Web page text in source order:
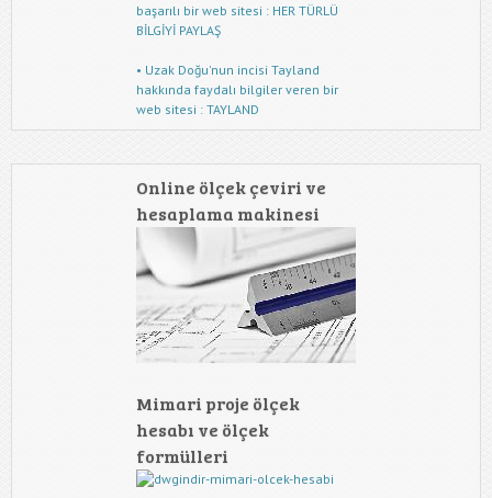
başarılı bir web sitesi : HER TÜRLÜ
BİLGİYİ PAYLAŞ
• Uzak Doğu'nun incisi Tayland
hakkında faydalı bilgiler veren bir
web sitesi : TAYLAND
Online ölçek çeviri ve
hesaplama makinesi
Mimari proje ölçek
hesabı ve ölçek
formülleri